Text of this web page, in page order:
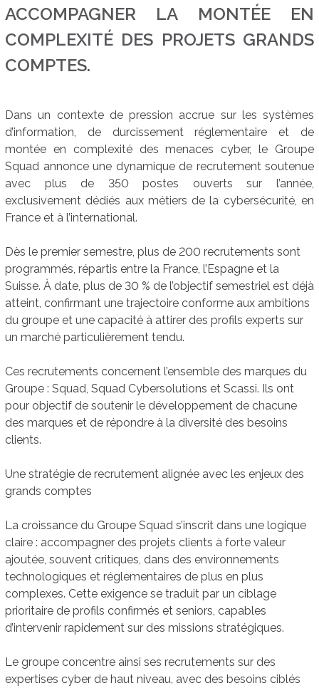
ACCOMPAGNER LA MONTÉE EN
COMPLEXITÉ DES PROJETS GRANDS
COMPTES.
Dans un contexte de pression accrue sur les systèmes
d’information, de durcissement réglementaire et de
montée en complexité des menaces cyber, le Groupe
Squad annonce une dynamique de recrutement soutenue
avec plus de 350 postes ouverts sur l’année,
exclusivement dédiés aux métiers de la cybersécurité, en
France et à l’international.
Dès le premier semestre, plus de 200 recrutements sont
programmés, répartis entre la France, l’Espagne et la
Suisse. À date, plus de 30 % de l’objectif semestriel est déjà
atteint, confirmant une trajectoire conforme aux ambitions
du groupe et une capacité à attirer des profils experts sur
un marché particulièrement tendu.
Ces recrutements concernent l’ensemble des marques du
Groupe : Squad, Squad Cybersolutions et Scassi. Ils ont
pour objectif de soutenir le développement de chacune
des marques et de répondre à la diversité des besoins
clients.
Une stratégie de recrutement alignée avec les enjeux des
grands comptes
La croissance du Groupe Squad s’inscrit dans une logique
claire : accompagner des projets clients à forte valeur
ajoutée, souvent critiques, dans des environnements
technologiques et réglementaires de plus en plus
complexes. Cette exigence se traduit par un ciblage
prioritaire de profils confirmés et seniors, capables
d’intervenir rapidement sur des missions stratégiques.
Le groupe concentre ainsi ses recrutements sur des
expertises cyber de haut niveau, avec des besoins ciblés